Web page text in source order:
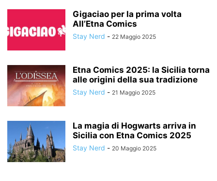
Gigaciao per la prima volta
All’Etna Comics
Stay Nerd - 22 Maggio 2025
Etna Comics 2025: la Sicilia torna
alle origini della sua tradizione
Stay Nerd - 21 Maggio 2025
La magia di Hogwarts arriva in
Sicilia con Etna Comics 2025
Stay Nerd - 20 Maggio 2025